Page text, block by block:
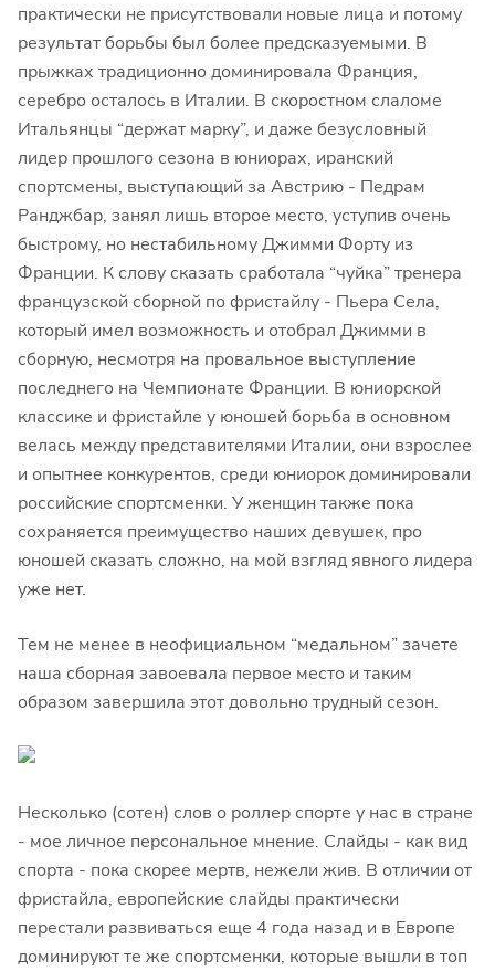
практически не присутствовали новые лица и потому
результат борьбы был более предсказуемыми. В
прыжках традиционно доминировала Франция,
серебро осталось в Италии. В скоростном слаломе
Итальянцы “держат марку”, и даже безусловный
лидер прошлого сезона в юниорах, иранский
спортсмены, выступающий за Австрию - Педрам
Ранджбар, занял лишь второе место, уступив очень
быстрому, но нестабильному Джимми Форту из
Франции. К слову сказать сработала “чуйка” тренера
французской сборной по фристайлу - Пьера Села,
который имел возможность и отобрал Джимми в
сборную, несмотря на провальное выступление
последнего на Чемпионате Франции. В юниорской
классике и фристайле у юношей борьба в основном
велась между представителями Италии, они взрослее
и опытнее конкурентов, среди юниорок доминировали
российские спортсменки. У женщин также пока
сохраняется преимущество наших девушек, про
юношей сказать сложно, на мой взгляд явного лидера
уже нет.
Тем не менее в неофициальном “медальном” зачете
наша сборная завоевала первое место и таким
образом завершила этот довольно трудный сезон.
Несколько (сотен) слов о роллер спорте у нас в стране
- мое личное персональное мнение. Слайды - как вид
спорта - пока скорее мертв, нежели жив. В отличии от
фристайла, европейские слайды практически
перестали развиваться еще 4 года назад и в Европе
доминируют те же спортсменки, которые вышли в топ